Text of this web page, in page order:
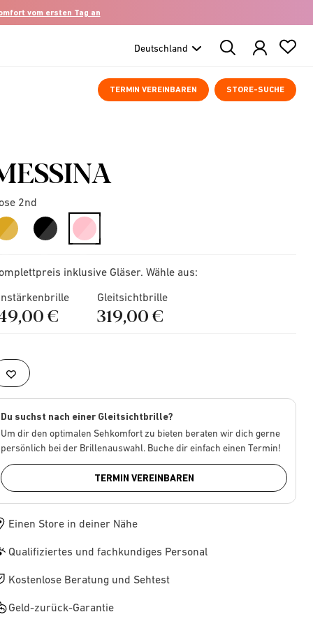
vom ersten Tag an
Search
Products
TERMIN VEREINBAREN STORE-SUCHE
2nd
selected
inklusive Gläser. Wähle aus:
€
Gleitsichtbrille
319,00 €
Du suchst nach einer Gleitsichtbrille?
Um dir den optimalen Sehkomfort zu bieten beraten wir dich gerne
persönlich bei der Brillenauswahl. Buche dir einfach einen Termin!
TERMIN VEREINBAREN
Einen Store in deiner Nähe
Qualifiziertes und fachkundiges Personal
Kostenlose Beratung und Sehtest
Geld-zurück-Garantie